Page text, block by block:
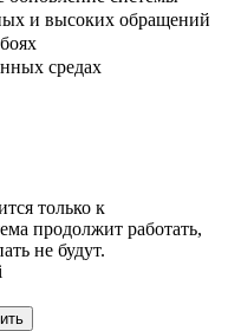
и высоких обращений
средах
только к
продолжит работать,
не будут.